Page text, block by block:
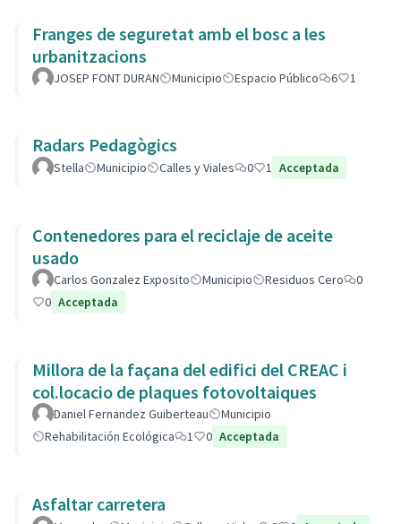
Franges de seguretat amb el bosc a les
urbanitzacions
JOSEP FONT DURAN Municipio Espacio Público 6 1
Radars Pedagògics
Stella Municipio Calles y Viales 0 1 Acceptada
Contenedores para el reciclaje de aceite
usado
Carlos Gonzalez Exposito Municipio Residuos Cero
0
0 Acceptada
Millora de la façana del edifici del CREAC i
col.locacio de plaques fotovoltaiques
Daniel Fernandez Guiberteau
Municipio
Rehabilitación Ecológica
1 0 Acceptada
Asfaltar carretera